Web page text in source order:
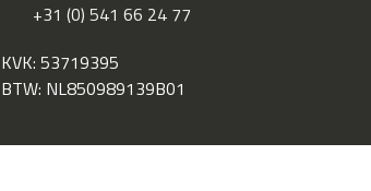
+31 (0) 541 66 24 77
KVK: 53719395
BTW: NL850989139B01